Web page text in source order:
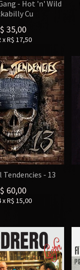
- Hot 'n' Wild
Cu
35,00
xR$ 17,50
Tendencies - 13
60,00
xR$ 15,00